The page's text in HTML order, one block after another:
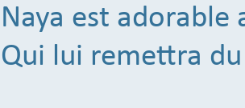
Naya est adorable
Qui lui remettra